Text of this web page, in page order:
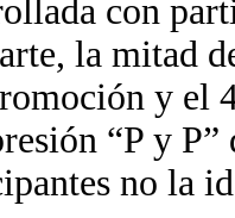
con
la mitad
y el
“P y
no la